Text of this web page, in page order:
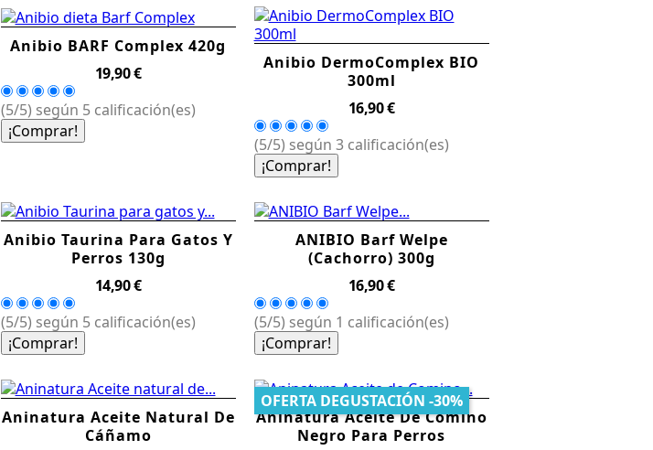
Anibio BARF Complex 420g
Precio
19,90 €
(5/5) según 5 calificación(es)
¡Comprar!
Anibio DermoComplex BIO
300ml
Precio
16,90 €
(5/5) según 3 calificación(es)
¡Comprar!
Anibio Taurina Para Gatos Y
Perros 130g
Precio
14,90 €
(5/5) según 5 calificación(es)
¡Comprar!
ANIBIO Barf Welpe
(Cachorro) 300g
Precio
16,90 €
(5/5) según 1 calificación(es)
¡Comprar!
Aninatura Aceite Natural De
Cáñamo
Aninatura Aceite De Comino
Negro Para Perros
OFERTA DEGUSTACIÓN -30%